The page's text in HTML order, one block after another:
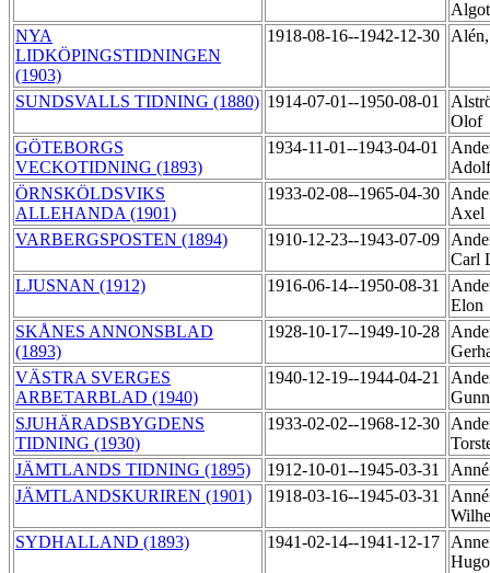
NYA
LIDKÖPINGSTIDNINGEN
(1903)
1918-08-16--1942-12-30
SUNDSVALLS TIDNING (1880) 1914-07-01--1950-08-01
Olof
GÖTEBORGS
VECKOTIDNING (1893)
1934-11-01--1943-04-01
ÖRNSKÖLDSVIKS
ALLEHANDA (1901)
1933-02-08--1965-04-30
Axel
VARBERGSPOSTEN (1894)
1910-12-23--1943-07-09
Carl
LJUSNAN (1912)
1916-06-14--1950-08-31
Elon
SKÅNES ANNONSBLAD
(1893)
1928-10-17--1949-10-28
VÄSTRA SVERGES
ARBETARBLAD (1940)
1940-12-19--1944-04-21
SJUHÄRADSBYGDENS
TIDNING (1930)
1933-02-02--1968-12-30
JÄMTLANDS TIDNING (1895)
1912-10-01--1945-03-31
JÄMTLANDSKURIREN (1901)
1918-03-16--1945-03-31
SYDHALLAND (1893)
1941-02-14--1941-12-17